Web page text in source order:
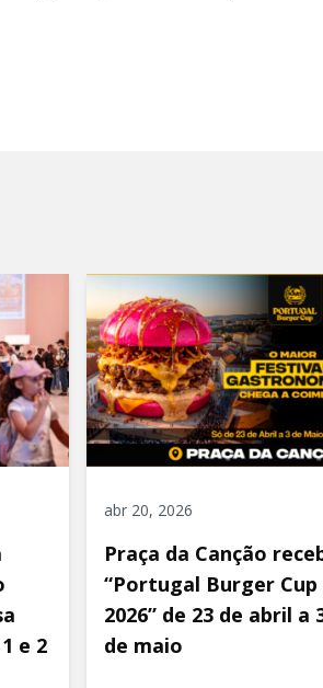
e 2
abr 20, 2026
Praça da Canção
“Portugal Burger Cup
2026” de 23 de abril a
de maio